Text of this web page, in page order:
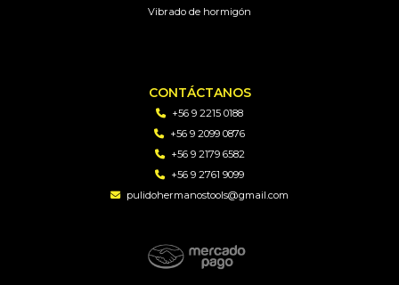
Vibrado de hormigón
CONTÁCTANOS
+56 9 2215 0188
+56 9 2099 0876
+56 9 2179 6582
+56 9 2761 9099
pulidohermanostools@gmail.com